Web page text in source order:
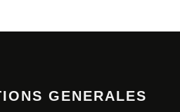
GENERALES